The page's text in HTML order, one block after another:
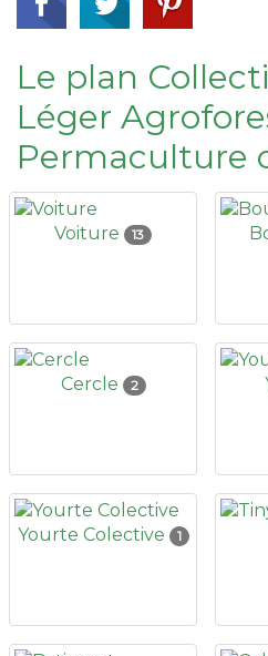
Le plan
Léger
Permaculture
Voiture 13
Cercle 2
Yourte Colective 1